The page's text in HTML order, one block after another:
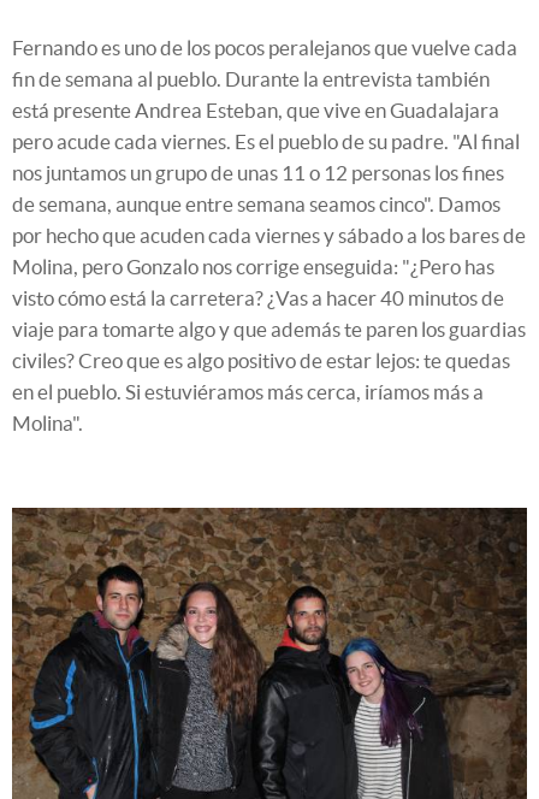
Fernando es uno de los pocos peralejanos que vuelve cada
fin de semana al pueblo. Durante la entrevista también
está presente Andrea Esteban, que vive en Guadalajara
pero acude cada viernes. Es el pueblo de su padre. "Al final
nos juntamos un grupo de unas 11 o 12 personas los fines
de semana, aunque entre semana seamos cinco". Damos
por hecho que acuden cada viernes y sábado a los bares de
Molina, pero Gonzalo nos corrige enseguida: "¿Pero has
visto cómo está la carretera? ¿Vas a hacer 40 minutos de
viaje para tomarte algo y que además te paren los guardias
civiles? Creo que es algo positivo de estar lejos: te quedas
en el pueblo. Si estuviéramos más cerca, iríamos más a
Molina".